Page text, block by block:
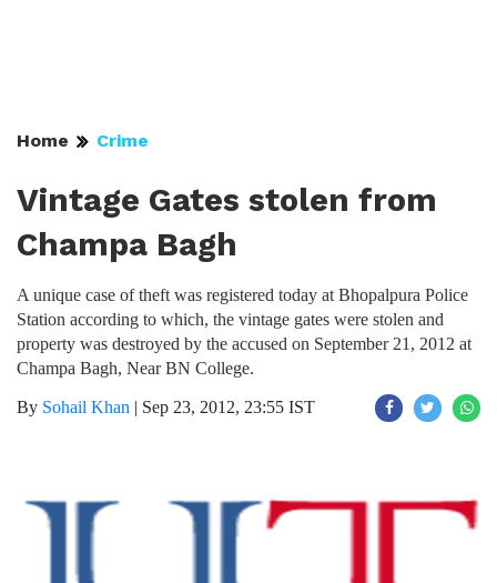
Home Crime
Vintage Gates stolen from
Champa Bagh
A unique case of theft was registered today at Bhopalpura Police
Station according to which, the vintage gates were stolen and
property was destroyed by the accused on September 21, 2012 at
Champa Bagh, Near BN College.
By Sohail Khan | Sep 23, 2012, 23:55 IST